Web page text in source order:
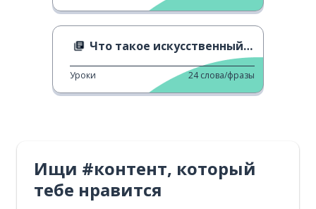
Что такое искусственный интеллект?
Уроки 24 слова/фразы
Ищи #контент, который
тебе нравится